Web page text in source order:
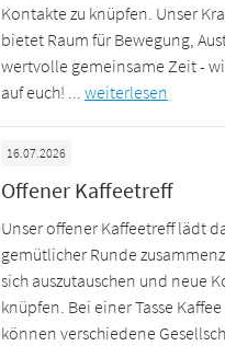
Kontakte zu knüpfen. Unser
bietet Raum für Bewegung,
wertvolle gemeinsame Zeit -
auf euch! ...weiterlesen
16.07.2026
Offener Kaffeetreff
Unser offener Kaffeetreff lädt
gemütlicher Runde
sich auszutauschen und neue
knüpfen. Bei einer Tasse
können verschiedene